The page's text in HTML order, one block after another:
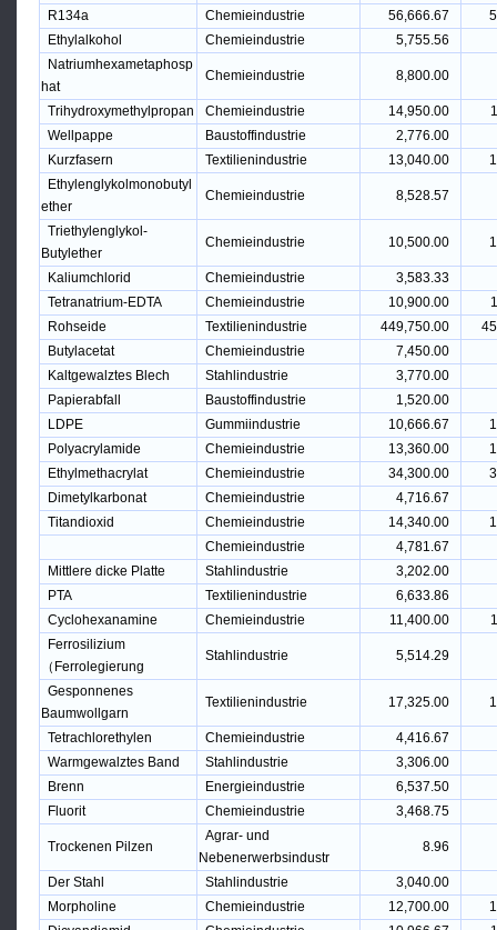
R134a
Chemieindustrie 56,666.67
Ethylalkohol
Chemieindustrie
5,755.56
Natriumhexametaphosp
hat
Chemieindustrie 8,800.00
Trihydroxymethylpropan Chemieindustrie 14,950.00
Wellpappe
Baustoffindustrie
2,776.00
Kurzfasern
Textilienindustrie 13,040.00
Ethylenglykolmonobutyl
ether
Chemieindustrie 8,528.57
Triethylenglykol-
Butylether
Chemieindustrie 10,500.00
Kaliumchlorid Chemieindustrie
3,583.33
Tetranatrium-EDTA
Chemieindustrie 10,900.00
Rohseide
Textilienindustrie 449,750.00
Butylacetat
Chemieindustrie
7,450.00
Kaltgewalztes Blech
Stahlindustrie
3,770.00
Papierabfall
Baustoffindustrie
1,520.00
LDPE
Gummiindustrie 10,666.67
Polyacrylamide
Chemieindustrie 13,360.00
Ethylmethacrylat
Chemieindustrie 34,300.00
Dimetylkarbonat
Chemieindustrie
4,716.67
Titandioxid
Chemieindustrie 14,340.00
Chemieindustrie
4,781.67
Mittlere dicke Platte
Stahlindustrie
3,202.00
PTA
Textilienindustrie
6,633.86
Cyclohexanamine
Chemieindustrie 11,400.00
Ferrosilizium
（Ferrolegierung
Stahlindustrie 5,514.29
Gesponnenes
Baumwollgarn
Textilienindustrie 17,325.00
Tetrachlorethylen Chemieindustrie
4,416.67
Warmgewalztes Band
Stahlindustrie
3,306.00
Brenn
Energieindustrie
6,537.50
Fluorit
Chemieindustrie 3,468.75
Trockenen Pilzen
Agrar- und
Nebenerwerbsindustr
8.96
Der Stahl Stahlindustrie
3,040.00
Morpholine
Chemieindustrie 12,700.00